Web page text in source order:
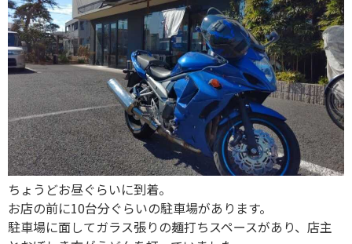
ちょうどお昼ぐらいに到着。
お店の前に10台分ぐらいの駐車場があります。
駐車場に面してガラス張りの麺打ちスペースがあり、店主